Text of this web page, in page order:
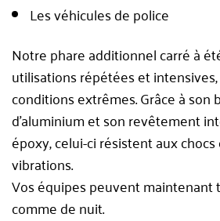
Les véhicules de police
Notre phare additionnel carré à
utilisations répétées et
conditions extrêmes. Grâce à son
d’aluminium et son revêtement
époxy, celui-ci résistent aux
vibrations.
Vos équipes peuvent maintenant
comme de nuit.